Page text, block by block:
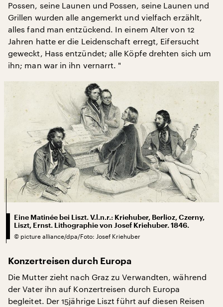
Possen, seine Launen und Possen, seine Launen und
Grillen wurden alle angemerkt und vielfach erzählt,
alles fand man entzückend. In einem Alter von 12
Jahren hatte er die Leidenschaft erregt, Eifersucht
geweckt, Hass entzündet; alle Köpfe drehten sich um
ihn; man war in ihn vernarrt. "
Eine Matinée bei Liszt. V.l.n.r.: Kriehuber, Berlioz, Czerny,
Liszt, Ernst. Lithographie von Josef Kriehuber. 1846.
© picture alliance/dpa/Foto: Josef Kriehuber
Konzertreisen durch Europa
Die Mutter zieht nach Graz zu Verwandten, während
der Vater ihn auf Konzertreisen durch Europa
begleitet. Der 15jährige Liszt führt auf diesen Reisen